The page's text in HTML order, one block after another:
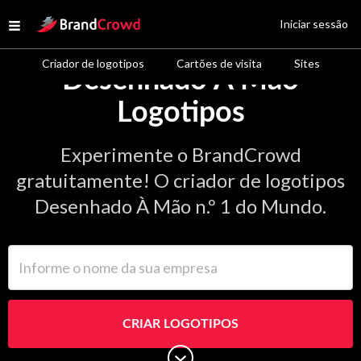
Open menu
Site Logo
Criador de logotipos Cartões de visita Sites
Iniciar sessão
Desenhado À Mão
Logotipos
Experimente o BrandCrowd
gratuitamente! O criador de logotipos
Desenhado À Mão n.º 1 do Mundo.
CRIAR LOGOTIPOS